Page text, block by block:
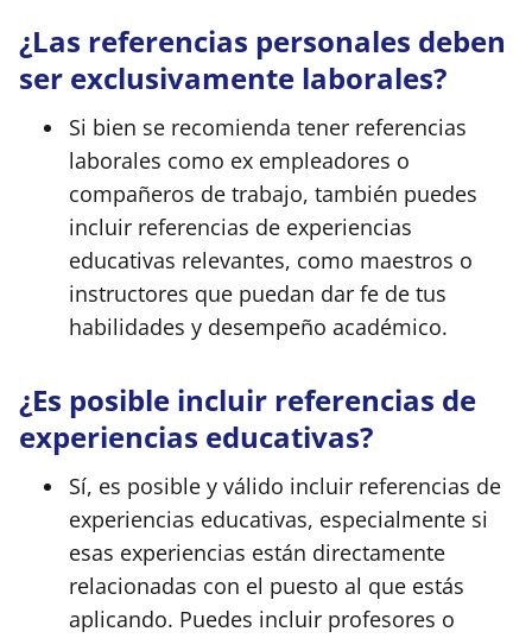
¿Las referencias personales deben
ser exclusivamente laborales?
Si bien se recomienda tener referencias
laborales como ex empleadores o
compañeros de trabajo, también puedes
incluir referencias de experiencias
educativas relevantes, como maestros o
instructores que puedan dar fe de tus
habilidades y desempeño académico.
¿Es posible incluir referencias de
experiencias educativas?
Sí, es posible y válido incluir referencias de
experiencias educativas, especialmente si
esas experiencias están directamente
relacionadas con el puesto al que estás
aplicando. Puedes incluir profesores o